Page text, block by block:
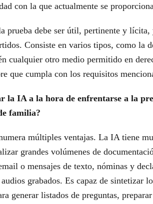
con la que actualmente se
prueba debe ser útil, pertinente y
Consiste en varios tipos, como la
cualquier otro medio permitido en
que cumpla con los requisitos
la IA a la hora de enfrentarse a la
familia?
múltiples ventajas. La IA tiene
grandes volúmenes de
o mensajes de texto, nóminas y
grabados. Es capaz de sintetizar
generar listados de preguntas,